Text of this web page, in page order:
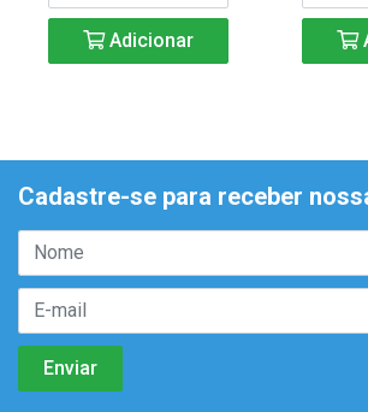
Adicionar
Cadastre-se para receber